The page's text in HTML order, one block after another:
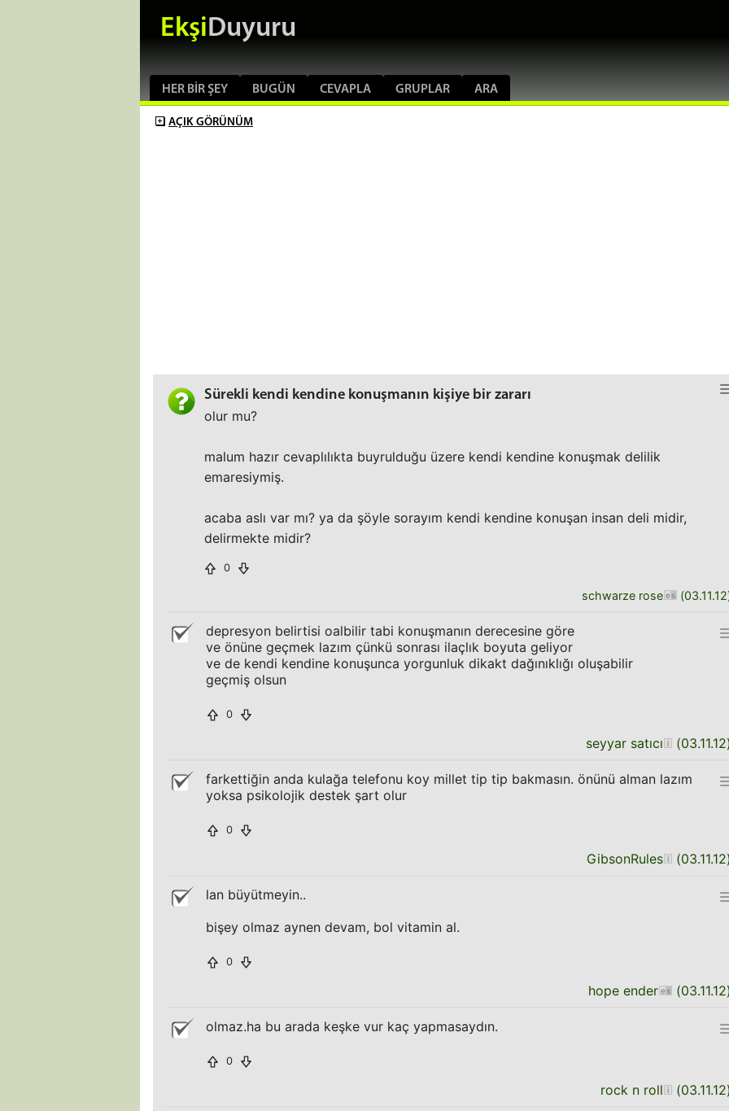
EkşiDuyuru
HER BIR ŞEY BUGÜN CEVAPLA GRUPLAR ARA
AÇIK GÖRÜNÜM
Sürekli kendi kendine konuşmanın kişiye bir zararı
olur mu?
malum hazır cevaplılıkta buyrulduğu üzere kendi kendine konuşmak delilik
emaresiymiş.
acaba aslı var mı? ya da şöyle sorayım kendi kendine konuşan insan deli midir,
delirmekte midir?
0
schwarze rose (03.11.12
depresyon belirtisi oalbilir tabi konuşmanın derecesine göre
ve önüne geçmek lazım çünkü sonrası ilaçlık boyuta geliyor
ve de kendi kendine konuşunca yorgunluk dikakt dağınıklığı oluşabilir
geçmiş olsun
0
seyyar satıcı (03.11.12
farkettiğin anda kulağa telefonu koy millet tip tip bakmasın. önünü alman lazım
yoksa psikolojik destek şart olur
0
GibsonRules (03.11.12
lan büyütmeyin..
bişey olmaz aynen devam, bol vitamin al.
0
hope ender (03.11.12
olmaz.ha bu arada keşke vur kaç yapmasaydın.
0
rock n roll (03.11.12